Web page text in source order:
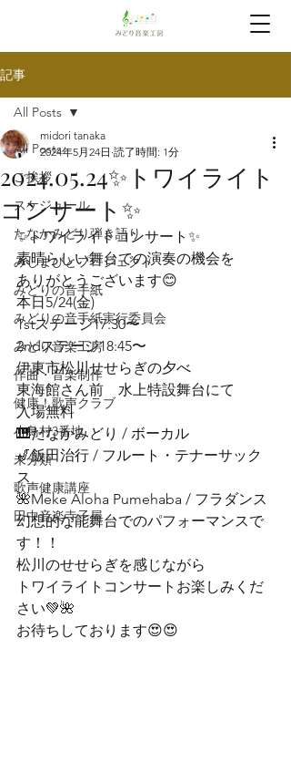
記事
All Posts
ご挨拶
スケジュール
たなかみどり弾き語り
みしまびとプロジェクト
みどりの音手紙
みどりの音手紙実行委員会
みどり音楽工房
作曲・音楽制作
健康！歌声クラブ
小鳥村3番地
未分類
歌声健康講座
田中音楽寺子屋
All Posts
2024.05.24✨トワイライト
コンサート✨
midori tanaka
2024年5月24日 読了時間: 1分
✨トワイライトコンサート✨
素晴らしい舞台での演奏の機会を
ありがとうございます😊
本日5/24(金)
1stステージ17:30〜
2ndステージ18:45〜
伊東市松川せせらぎの夕べ
東海館さん前　水上特設舞台にて
入場無料
🎹たなかみどり / ボーカル
🎷飯田治行 / フルート・テナーサック
ス
🌺Meke Aloha Pumehaba / フラダンス
幻想的な能舞台でのパフォーマンスで
す！！
松川のせせらぎを感じながら
トワイライトコンサートお楽しみくだ
さい💚🌺
お待ちしております😍😍